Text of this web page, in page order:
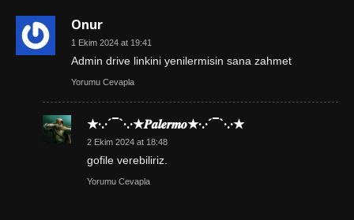
Onur
1 Ekim 2024 at 19:41
Admin drive linkini yenilermisin sana zahmet
Yorumu Cevapla
★·.·´¯`·.·★𝑷𝒂𝒍𝒆𝒓𝒎𝒐★·.·´¯`·.·★
2 Ekim 2024 at 18:48
gofile verebiliriz.
Yorumu Cevapla